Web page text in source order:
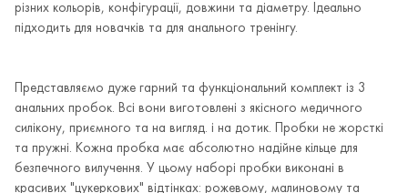
різних кольорів, конфігурації, довжини та діаметру. Ідеально
підходить для новачків та для анального тренінгу.
Представляємо дуже гарний та функціональний комплект із 3
анальних пробок. Всі вони виготовлені з якісного медичного
силікону, приємного та на вигляд. і на дотик. Пробки не жорсткі
та пружні. Кожна пробка має абсолютно надійне кільце для
безпечного вилучення. У цьому наборі пробки виконані в
красивих "цукеркових" відтінках: рожевому, малиновому та